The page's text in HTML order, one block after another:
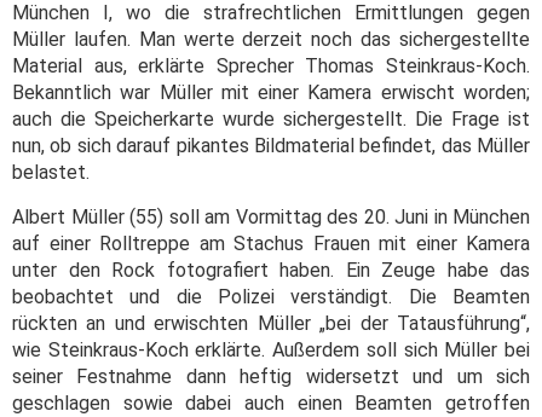
München I, wo die strafrechtlichen Ermittlungen gegen
Müller laufen. Man werte derzeit noch das sichergestellte
Material aus, erklärte Sprecher Thomas Steinkraus-Koch.
Bekanntlich war Müller mit einer Kamera erwischt worden;
auch die Speicherkarte wurde sichergestellt. Die Frage ist
nun, ob sich darauf pikantes Bildmaterial befindet, das Müller
belastet.
Albert Müller (55) soll am Vormittag des 20. Juni in München
auf einer Rolltreppe am Stachus Frauen mit einer Kamera
unter den Rock fotografiert haben. Ein Zeuge habe das
beobachtet und die Polizei verständigt. Die Beamten
rückten an und erwischten Müller „bei der Tatausführung“,
wie Steinkraus-Koch erklärte. Außerdem soll sich Müller bei
seiner Festnahme dann heftig widersetzt und um sich
geschlagen sowie dabei auch einen Beamten getroffen